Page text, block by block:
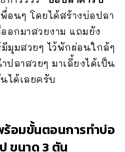
พื่อนๆ โดยได้สร้างบ่อปลา
อกมาสวยงาม แถมยัง
มุมสวยๆ ไว้พักผ่อนใกล้ๆ
ลาสวยๆ มาเลี้ยงได้เป็น
ได้เลยครับ
ร้อมขั้นตอนการทำบ่อ
ขนาด 3 ตัน